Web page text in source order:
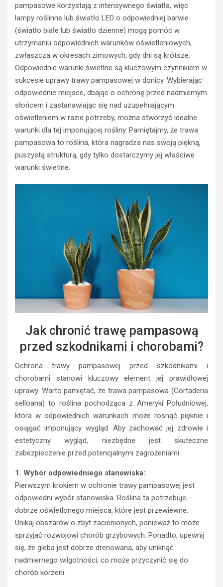
pampasowe korzystają z intensywnego światła, więc
lampy roślinne lub światło LED o odpowiedniej barwie
(światło białe lub światło dzienne) mogą pomóc w
utrzymaniu odpowiednich warunków oświetleniowych,
zwłaszcza w okresach zimowych, gdy dni są krótsze.
Odpowiednie warunki świetlne są kluczowym czynnikiem w
sukcesie uprawy trawy pampasowej w donicy. Wybierając
odpowiednie miejsce, dbając o ochronę przed nadmiernym
słońcem i zastanawiając się nad uzupełniającym
oświetleniem w razie potrzeby, można stworzyć idealne
warunki dla tej imponującej rośliny. Pamiętajmy, że trawa
pampasowa to roślina, która nagradza nas swoją piękną,
puszystą strukturą, gdy tylko dostarczymy jej właściwe
warunki świetlne.
Jak chronić trawę pampasową
przed szkodnikami i chorobami?
Ochrona trawy pampasowej przed szkodnikami i
chorobami stanowi kluczowy element jej prawidłowej
uprawy. Warto pamiętać, że trawa pampasowa (Cortaderia
selloana) to roślina pochodząca z Ameryki Południowej,
która w odpowiednich warunkach może rosnąć pięknie i
osiągać imponujący wygląd. Aby zachować jej zdrowie i
estetyczny wygląd, niezbędne jest skuteczne
zabezpieczenie przed potencjalnymi zagrożeniami.
1. Wybór odpowiedniego stanowiska:
Pierwszym krokiem w ochronie trawy pampasowej jest
odpowiedni wybór stanowiska. Roślina ta potrzebuje
dobrze oświetlonego miejsca, które jest przewiewne.
Unikaj obszarów o zbyt zacienionych, ponieważ to może
sprzyjać rozwojowi chorób grzybowych. Ponadto, upewnij
się, że gleba jest dobrze drenowana, aby uniknąć
nadmiernego wilgotności, co może przyczynić się do
chorób korzeni.